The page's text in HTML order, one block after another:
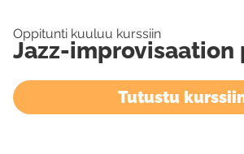
Oppitunti kuuluu kurssiin
Jazz-improvisaation
Tutustu